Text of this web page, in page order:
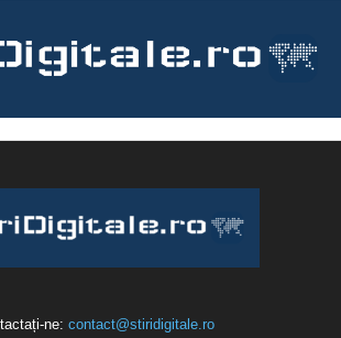
ne: contact@stiridigitale.ro